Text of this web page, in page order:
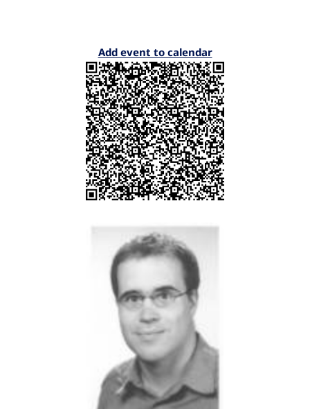
Add event to calendar